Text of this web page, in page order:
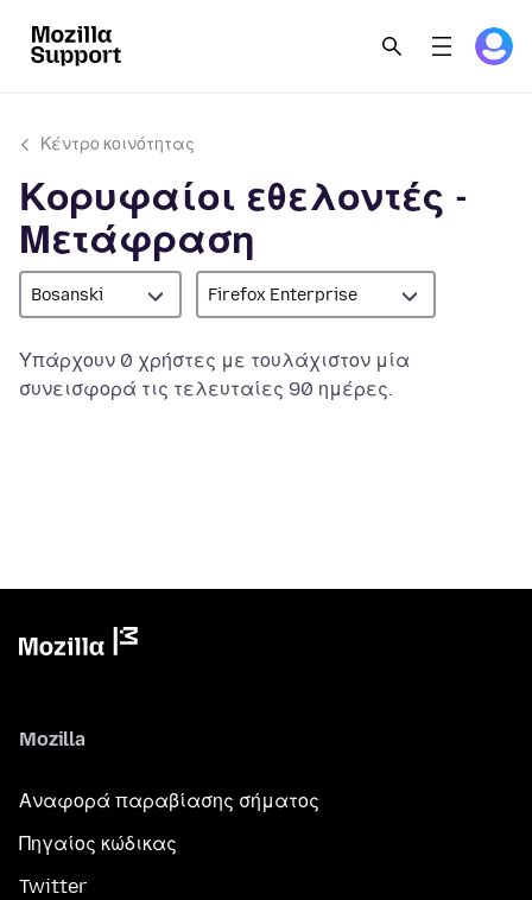
Κέντρο κοινότητας
Κορυφαίοι εθελοντές -
Μετάφραση
Bosanski Firefox Enterprise
Υπάρχουν 0 χρήστες με τουλάχιστον μία
συνεισφορά τις τελευταίες 90 ημέρες.
Mozilla
Αναφορά παραβίασης σήματος
Πηγαίος κώδικας
Twitter